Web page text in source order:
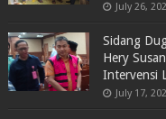
July 26,
Sidang
Hery
Intervensi
July 17,